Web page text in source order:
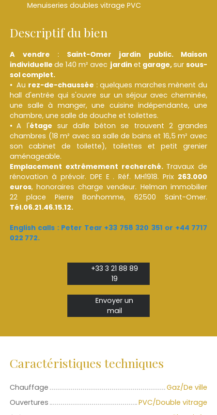
Menuiseries doubles vitrage PVC
Descriptif du bien
A vendre : Saint-Omer jardin public. Maison
individuellede 140 m² avec jardin et garage,sursous-
sol complet.
Au rez-de-chaussée : quelques marches mènent du
hall d'entrée qui s'ouvre sur un séjour avec cheminée,
une salle à manger, une cuisine indépendante, une
chambre, une salle de douche et toilettes.
A l'étage sur dalle béton se trouvent 2 grandes
chambres (18 m² avec sa salle de bains et 16,5 m² avec
son cabinet de toilette), toilettes et petit grenier
aménageable.
Emplacement extrêmement recherché. Travaux de
rénovation à prévoir. DPE E . Réf. MH1918. Prix 263.000
euros, honoraires charge vendeur. Helman immobilier
22 place Pierre Bonhomme, 62500 Saint-Omer.
Tél.06.21.46.15.12.
English calls : Peter Tear +33 758 320 351 or +44 7717
022 772.
+33 3 21 88 89
19
Envoyer un
mail
Caractéristiques techniques
Chauffage
Gaz/De ville
Ouvertures
PVC/Double vitrage